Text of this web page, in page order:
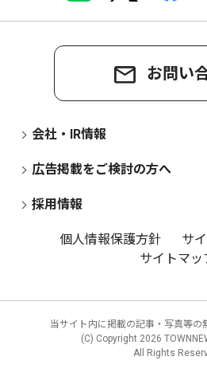
お問い
会社・IR情報
広告掲載をご検討の方へ
採用情報
個人情報保護方針
サ
サイトマッ
当サイト内に掲載の記事・写真等の
(C) Copyright 2026
All Rights